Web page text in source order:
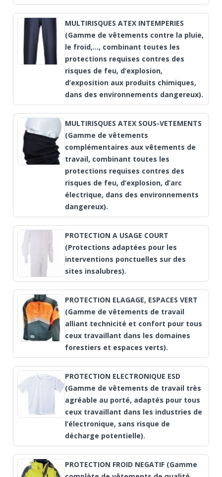
MULTIRISQUES ATEX INTEMPERIES
(Gamme de vêtements contre la pluie,
le froid,..., combinant toutes les
protections requises contres des
risques de feu, d’explosion,
d’exposition aux produits chimiques,
dans des environnements dangereux).
MULTIRISQUES ATEX SOUS-VETEMENTS
(Gamme de vêtements
complémentaires aux vêtements de
travail, combinant toutes les
protections requises contres des
risques de feu, d’explosion, d’arc
électrique, dans des environnements
dangereux).
PROTECTION A USAGE COURT
(Protections adaptées pour les
interventions ponctuelles sur des
sites insalubres).
PROTECTION ELAGAGE, ESPACES VERT
(Gamme de vêtements de travail
alliant technicité et confort pour tous
ceux travaillant dans les domaines
forestiers et espaces verts).
PROTECTION ELECTRONIQUE ESD
(Gamme de vêtements de travail très
agréable au porté, adaptés pour tous
ceux travaillant dans les industries de
l’électronique, sans risque de
décharge potentielle).
PROTECTION FROID NEGATIF (Gamme